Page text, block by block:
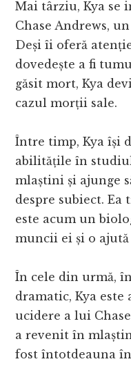
Mai târziu, Kya se
Chase Andrews,
Deși îi oferă
dovedește a fi
găsit mort, Kya
cazul morții sale.
Între timp, Kya își
abilitățile în
mlaștini și ajunge
despre subiect.
este acum un
muncii ei și o
În cele din urmă,
dramatic, Kya este
ucidere a lui
a revenit în
fost întotdeauna